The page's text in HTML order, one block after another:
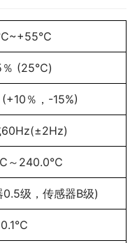
％ (25℃)
％，-15%)
～240.0℃
0.5级，传感器B级)
0.1℃